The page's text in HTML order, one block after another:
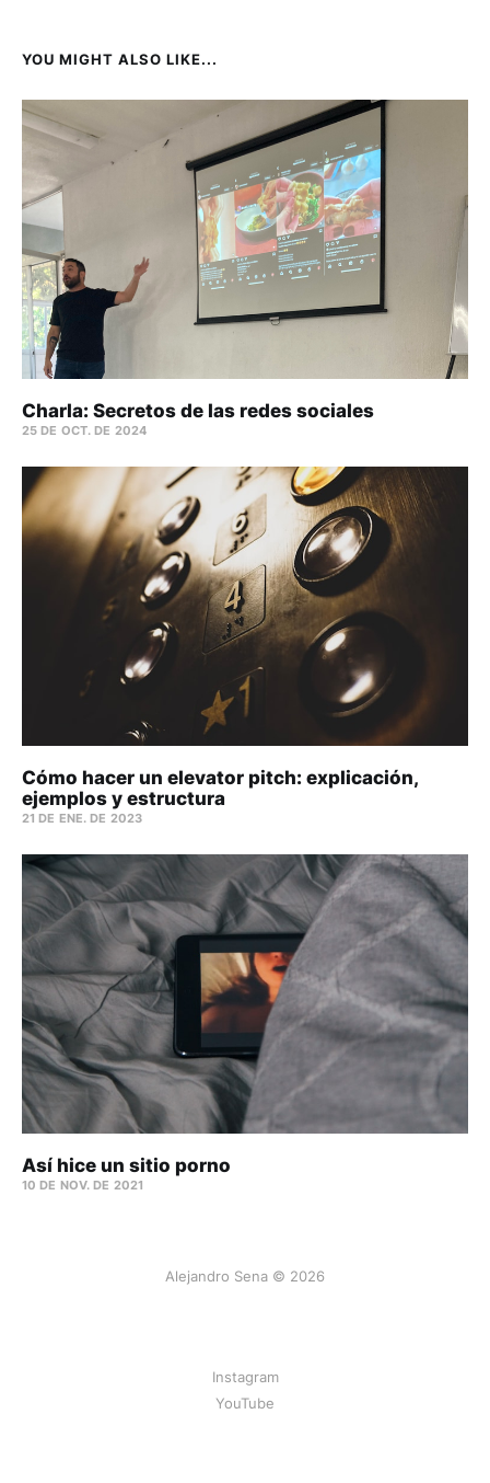
YOU MIGHT ALSO LIKE...
Charla: Secretos de las redes sociales
25 DE OCT. DE 2024
Cómo hacer un elevator pitch: explicación,
ejemplos y estructura
21 DE ENE. DE 2023
Así hice un sitio porno
10 DE NOV. DE 2021
Alejandro Sena © 2026
Instagram
YouTube